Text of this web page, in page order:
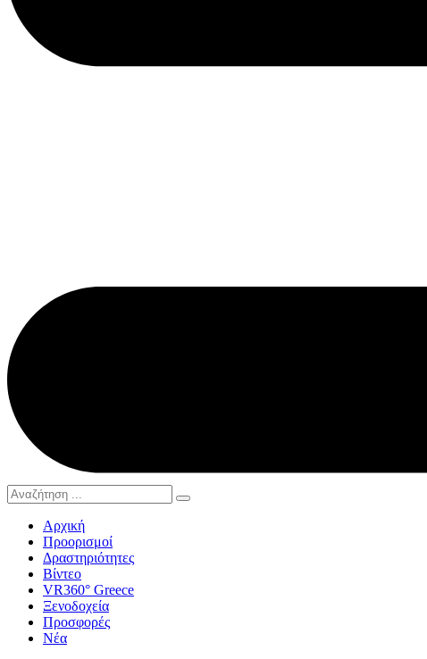
Αρχική
Προορισμοί
Δραστηριότητες
Βίντεο
VR360° Greece
Ξενοδοχεία
Προσφορές
Νέα